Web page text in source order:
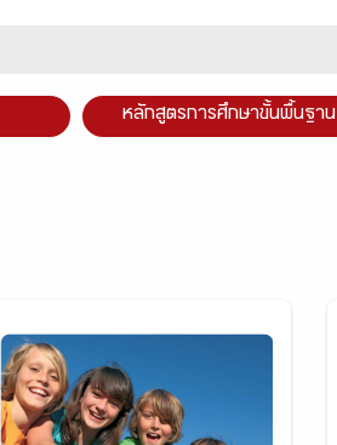
หลักสูตรการศึกษาขั้นพื้นฐาน